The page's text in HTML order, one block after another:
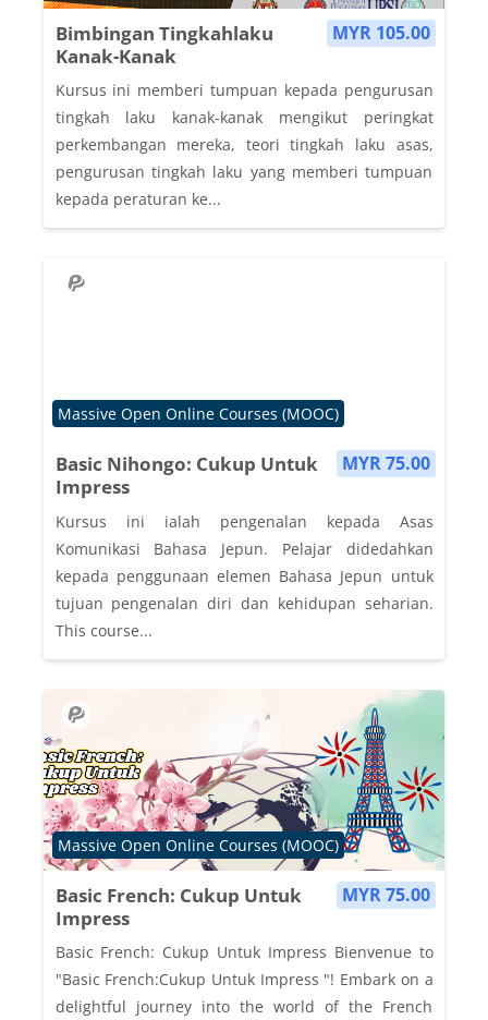
MYR 105.00
Bimbingan Tingkahlaku
Kanak-Kanak
Kursus ini memberi tumpuan kepada pengurusan
tingkah laku kanak-kanak mengikut peringkat
perkembangan mereka, teori tingkah laku asas,
pengurusan tingkah laku yang memberi tumpuan
kepada peraturan ke...
MYR 75.00
Basic Nihongo: Cukup Untuk
Impress
Course category
Massive Open Online Courses (MOOC)
Kursus ini ialah pengenalan kepada Asas
Komunikasi Bahasa Jepun. Pelajar didedahkan
kepada penggunaan elemen Bahasa Jepun untuk
tujuan pengenalan diri dan kehidupan seharian.
This course...
MYR 75.00
Basic French: Cukup Untuk
Impress
Course category
Massive Open Online Courses (MOOC)
Basic French: Cukup Untuk Impress Bienvenue to
"Basic French:Cukup Untuk Impress "! Embark on a
delightful journey into the world of the French